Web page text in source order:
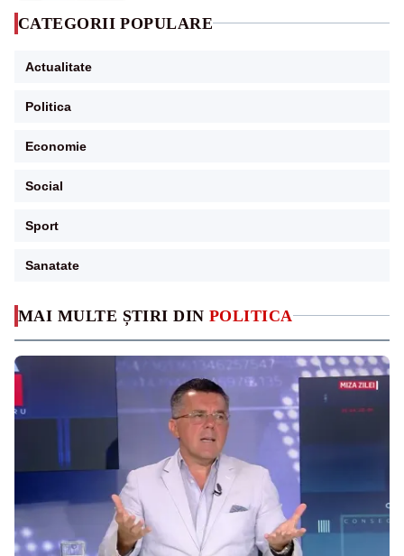
MAI MULTE ȘTIRI DIN POLITICA
CATEGORII POPULARE
Actualitate
Politica
Economie
Social
Sport
Sanatate